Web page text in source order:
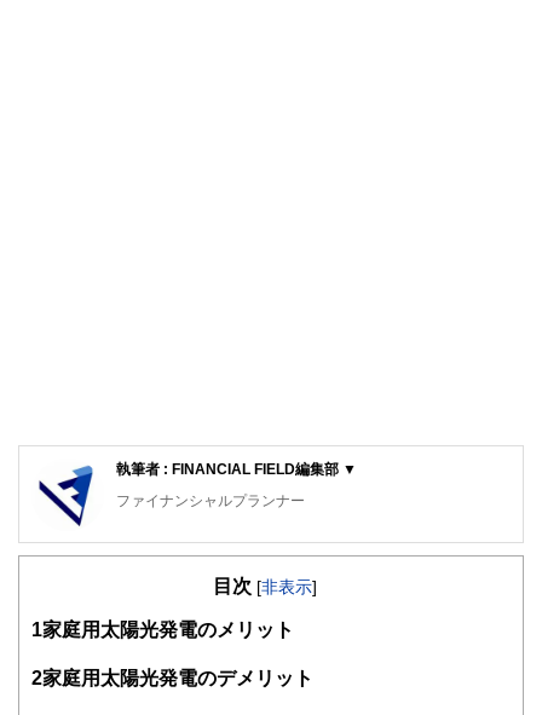
執筆者 : FINANCIAL FIELD編集部 ▼
ファイナンシャルプランナー
FinancialField編集部は、金融、経済に関する記事を、日々
知識がない方でも理解できるようわかりやすく発信していま
得者を中心に「お金や暮らし」に関する書籍・雑誌の編集経
験者で構成され、企画立案から記事掲載まですべての工程に
目次 [非表示]
1 家庭用太陽光発電のメリット
2家庭用太陽光発電のデメリット